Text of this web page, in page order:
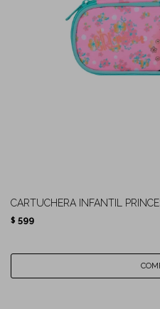
CARTUCHERA INFANTIL
$ 599